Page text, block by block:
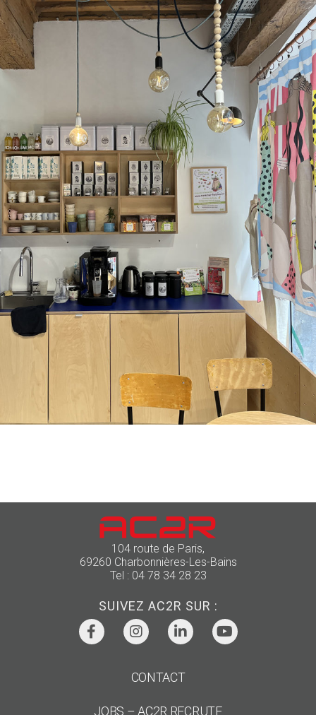
104 route de Paris,
69260 Charbonnières-Les-Bains
Tel : 04 78 34 28 23
SUIVEZ AC2R SUR :
CONTACT
JOBS – AC2R RECRUTE